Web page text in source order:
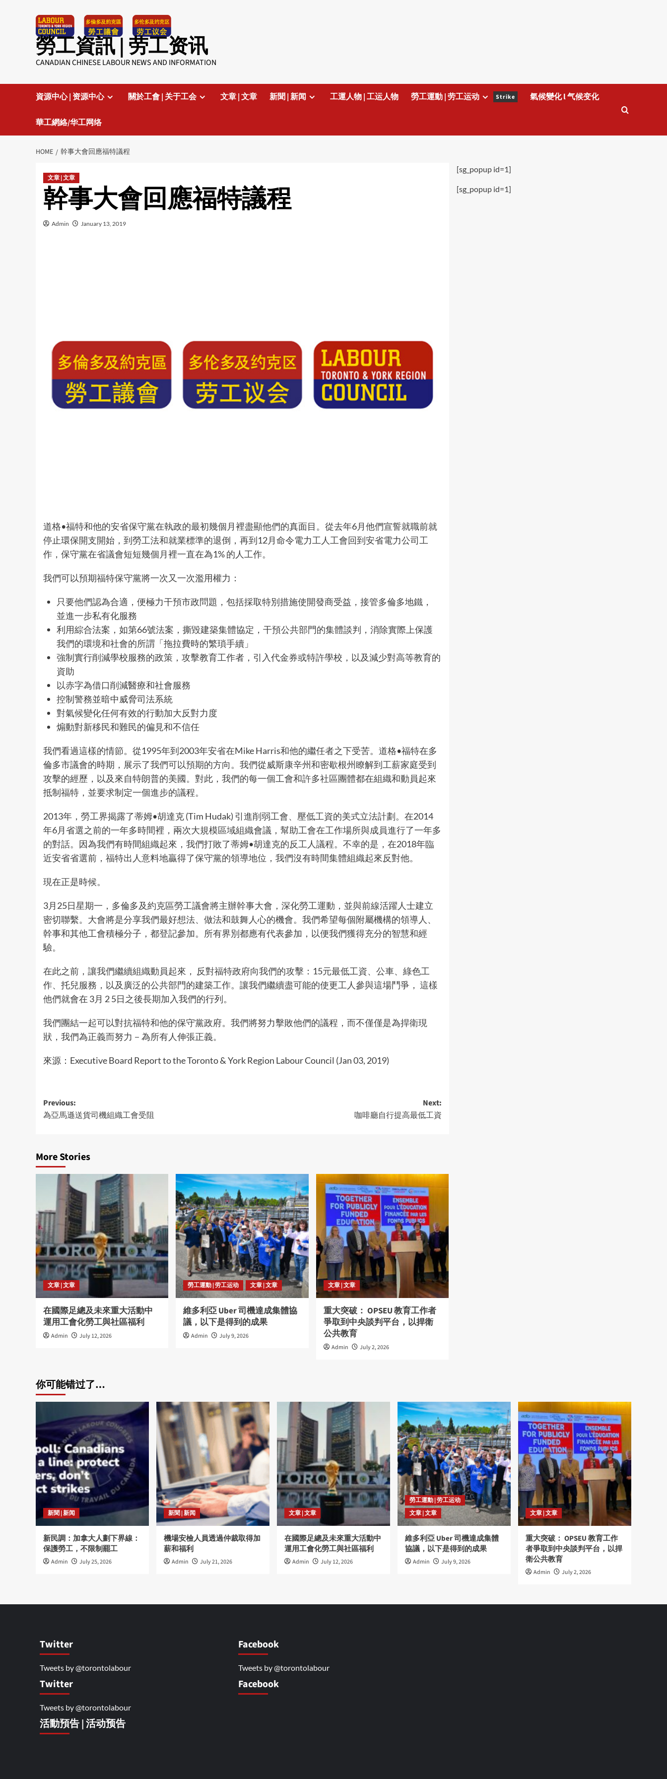
勞工資訊 | 劳工资讯
CANADIAN CHINESE LABOUR NEWS AND INFORMATION
資源中心 | 资源中心 關於工會 | 关于工会 文章 | 文章 新聞 | 新闻 工運人物 | 工运人物 勞工運動 | 劳工运动 Strike 氣候變化 l 气候变化
華工網絡/华工网络
HOME 幹事大會回應福特議程
文章 | 文章
幹事大會回應福特議程
Admin January 13, 2019
道格•福特和他的安省保守黨在執政的最初幾個月裡盡顯他們的真面目。從去年6月他們宣誓就職前就
停止環保開支開始，到勞工法和就業標準的退倒，再到12月命令電力工人工會回到安省電力公司工
作，保守黨在省議會短短幾個月裡一直在為1% 的人工作。
我們可以預期福特保守黨將一次又一次濫用權力：
只要他們認為合適，便極力干預市政問題，包括採取特別措施使開發商受益，接管多倫多地鐵，
並進一步私有化服務
利用綜合法案，如第66號法案，撕毀建築集體協定，干預公共部門的集體談判，消除實際上保護
我們的環境和社會的所謂「拖拉費時的繁瑣手續」
強制實行削減學校服務的政策，攻擊教育工作者，引入代金券或特許學校，以及減少對高等教育的
資助
以赤字為借口削減醫療和社會服務
控制警務並暗中威脅司法系統
對氣候變化任何有效的行動加大反對力度
煽動對新移民和難民的偏見和不信任
我們看過這樣的情節。從1995年到2003年安省在Mike Harris和他的繼任者之下受苦。道格•福特在多
倫多市議會的時期，展示了我們可以預期的方向。我們從威斯康辛州和密歇根州瞭解到工薪家庭受到
攻擊的經歷，以及來自特朗普的美國。對此，我們的每一個工會和許多社區團體都在組織和動員起來
抵制福特，並要求制定一個進步的議程。
2013年，勞工界揭露了蒂姆•胡達克 (Tim Hudak) 引進削弱工會、壓低工資的美式立法計劃。在2014
年6月省選之前的一年多時間裡，兩次大規模區域組織會議，幫助工會在工作場所與成員進行了一年多
的對話。因為我們有時間組織起來，我們打敗了蒂姆•胡達克的反工人議程。不幸的是，在2018年臨
近安省省選前，福特出人意料地贏得了保守黨的領導地位，我們沒有時間集體組織起來反對他。
現在正是時候。
3月25日星期一，多倫多及約克區勞工議會將主辦幹事大會，深化勞工運動，並與前線活躍人士建立
密切聯繫。大會將是分享我們最好想法、做法和鼓舞人心的機會。我們希望每個附屬機構的領導人、
幹事和其他工會積極分子，都登記參加。所有界別都應有代表參加，以便我們獲得充分的智慧和經
驗。
在此之前，讓我們繼續組織動員起來， 反對福特政府向我們的攻擊：15元最低工資、公車、綠色工
作、托兒服務，以及廣泛的公共部門的建築工作。讓我們繼續盡可能的使更工人參與這場鬥爭， 這樣
他們就會在 3月 2 5日之後長期加入我們的行列。
我們團結一起可以對抗福特和他的保守黨政府。我們將努力擊敗他們的議程，而不僅僅是為捍衛現
狀，我們為正義而努力－為所有人伸張正義。
來源：Executive Board Report to the Toronto & York Region Labour Council (Jan 03, 2019)
Post
navigation
Previous:
為亞馬遜送貨司機組織工會受阻
Next:
咖啡廳自行提高最低工資
More Stories
文章 | 文章
在國際足總及未來重大活動中
運用工會化勞工與社區福利
Admin July 12, 2026
勞工運動 | 劳工运动 文章 | 文章
維多利亞 Uber 司機達成集體協
議，以下是得到的成果
Admin July 9, 2026
文章 | 文章
重大突破： OPSEU 教育工作者
爭取到中央談判平台，以捍衛
公共教育
Admin July 2, 2026
[sg_popup id=1]
[sg_popup id=1]
你可能错过了…
新聞 | 新闻
新民調：加拿大人劃下界線：
保護勞工，不限制罷工
Admin July 25, 2026
新聞 | 新闻
機場安檢人員透過仲裁取得加
薪和福利
Admin July 21, 2026
文章 | 文章
在國際足總及未來重大活動中
運用工會化勞工與社區福利
Admin July 12, 2026
勞工運動 | 劳工运动
文章 | 文章
維多利亞 Uber 司機達成集體
協議，以下是得到的成果
Admin July 9, 2026
文章 | 文章
重大突破： OPSEU 教育工作
者爭取到中央談判平台，以捍
衛公共教育
Admin July 2, 2026
Twitter
Tweets by @torontolabour
Twitter
Tweets by @torontolabour
Facebook
Tweets by @torontolabour
Facebook
活動預告 | 活动预告